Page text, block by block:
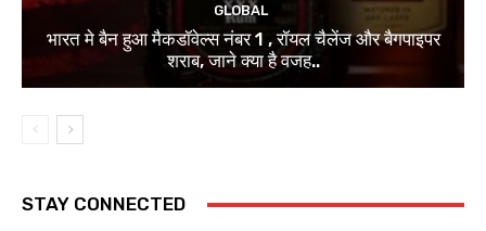
GLOBAL
भारत मे बैन हुआ मैकडॉवेल्स नंबर 1 , रॉयल चैलेंज और बैगपाइपर
शराब, जाने क्या है वजह..
STAY CONNECTED